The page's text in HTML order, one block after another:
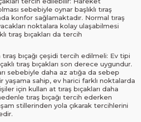
sebebiyle oynar başlıklı tıraş
konfor sağlamaktadır. Normal tıraş
noktalara kolay ulaşabilmesi
tıraş bıçakları da tercih
bıçağı çeşidi tercih edilmeli: Ev tipi
tıraş bıçakları son derece uygundur.
sebebiyle daha az atığa da sebep
yaşama sahip, ev harici farklı noktalarda
için kullan at tıraş bıçakları daha
tıraş bıçağı tercih ederken
stillerinden yola çıkarak tercihlerini